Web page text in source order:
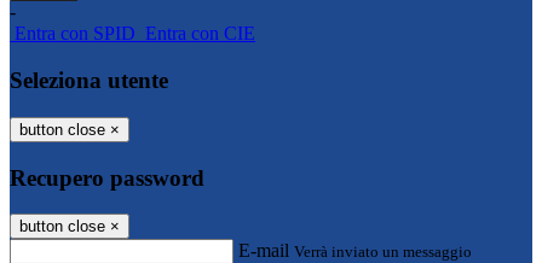
-
Entra con SPID Entra con CIE
Seleziona utente
button close ×
Recupero password
button close ×
E-mail Verrà inviato un messaggio